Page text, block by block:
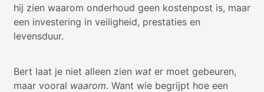
hij zien waarom onderhoud geen kostenpost is, maar
een investering in veiligheid, prestaties en
levensduur.
Bert laat je niet alleen zien wat er moet gebeuren,
maar vooral waarom. Want wie begrijpt hoe een